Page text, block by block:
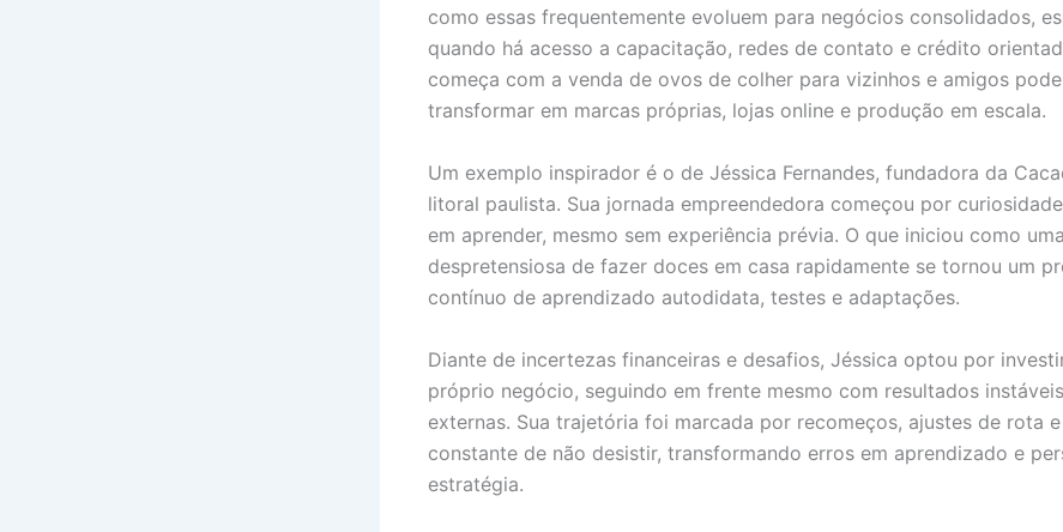
como essas frequentemente evoluem para negócios consolidados,
quando há acesso a capacitação, redes de contato e crédito
começa com a venda de ovos de colher para vizinhos e amigos
transformar em marcas próprias, lojas online e produção em escala.
Um exemplo inspirador é o de Jéssica Fernandes, fundadora da
litoral paulista. Sua jornada empreendedora começou por
em aprender, mesmo sem experiência prévia. O que iniciou como
despretensiosa de fazer doces em casa rapidamente se tornou um
contínuo de aprendizado autodidata, testes e adaptações.
Diante de incertezas financeiras e desafios, Jéssica optou por
próprio negócio, seguindo em frente mesmo com resultados
externas. Sua trajetória foi marcada por recomeços, ajustes de rota
constante de não desistir, transformando erros em aprendizado e
estratégia.